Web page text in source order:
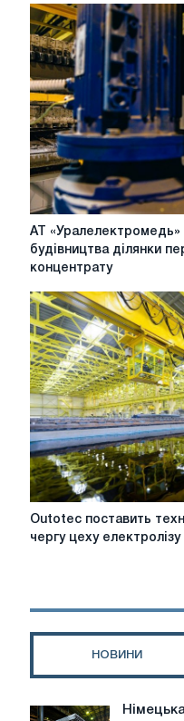
більше
10
млн
рублів
за
рахунок
скорочення
терміну
капітального
ремонту
печі
АТ
«Уралелектромедь»
завершило
етап
будівництва
ділянки
переробки
сурьмяного
концентрату
АТ
будівництва ділянки
концентрату
Outotec
третю
Outotec поставить
чергу цеху електролізу
НОВИНИ
Німецька